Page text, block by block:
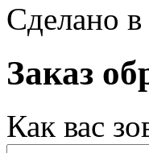
Сделано в
Заказ
Как вас